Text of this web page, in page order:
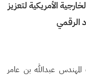
الأمريكية لتعزيز
الرقمي
المهندس عبدالله بن عامر